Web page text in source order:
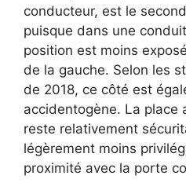
conducteur, est le
puisque dans une
position est moins
de la gauche. Selon les
de 2018, ce côté est
accidentogène. La place
reste relativement
légèrement moins
proximité avec la porte